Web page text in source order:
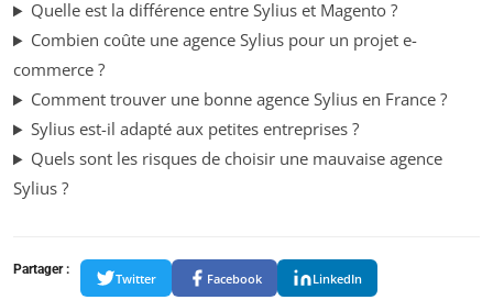
Quelle est la différence entre Sylius et Magento ?
Combien coûte une agence Sylius pour un projet e-
commerce ?
Comment trouver une bonne agence Sylius en France ?
Sylius est-il adapté aux petites entreprises ?
Quels sont les risques de choisir une mauvaise agence
Sylius ?
Partager :
Twitter Facebook LinkedIn